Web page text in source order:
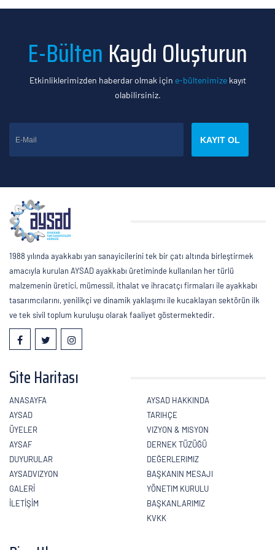
E-Bülten Kaydı Oluşturun
Etkinliklerimizden haberdar olmak için e-bültenimizekayıt
olabilirsiniz.
KAYIT OL
1988 yılında ayakkabı yan sanayicilerini tek bir çatı altında birleştirmek
amacıyla kurulan AYSAD ayakkabı üretiminde kullanılan her türlü
malzemenin üretici, mümessil, ithalat ve ihracatçı firmaları ile ayakkabı
tasarımcılarını, yenilikçi ve dinamik yaklaşımı ile kucaklayan sektörün ilk
ve tek sivil toplum kuruluşu olarak faaliyet göstermektedir.
Site Haritası
ANASAYFA
AYSAD
ÜYELER
AYSAF
DUYURULAR
AYSADVIZYON
GALERİ
İLETİŞİM
AYSAD HAKKINDA
TARIHÇE
VIZYON & MISYON
DERNEK TÜZÜĞÜ
DEĞERLERIMIZ
BAŞKANIN MESAJI
YÖNETIM KURULU
BAŞKANLARIMIZ
KVKK